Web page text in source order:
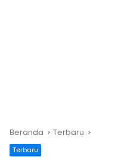
Beranda Terbaru
Terbaru